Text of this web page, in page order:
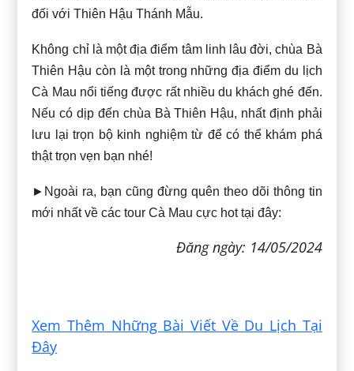
đối với Thiên Hậu Thánh Mẫu.
Không chỉ là một địa điểm tâm linh lâu đời, chùa Bà
Thiên Hậu còn là một trong những địa điểm du lịch
Cà Mau nổi tiếng được rất nhiều du khách ghé đến.
Nếu có dịp đến chùa Bà Thiên Hậu, nhất định phải
lưu lại trọn bộ kinh nghiệm từ để có thể khám phá
thật trọn vẹn bạn nhé!
►Ngoài ra, bạn cũng đừng quên theo dõi thông tin
mới nhất về các tour Cà Mau cực hot tại đây:
Đăng ngày: 14/05/2024
Xem Thêm Những Bài Viết Về Du Lịch Tại
Đây